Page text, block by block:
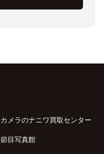
カメラのナニワ買取センター
節目写真館